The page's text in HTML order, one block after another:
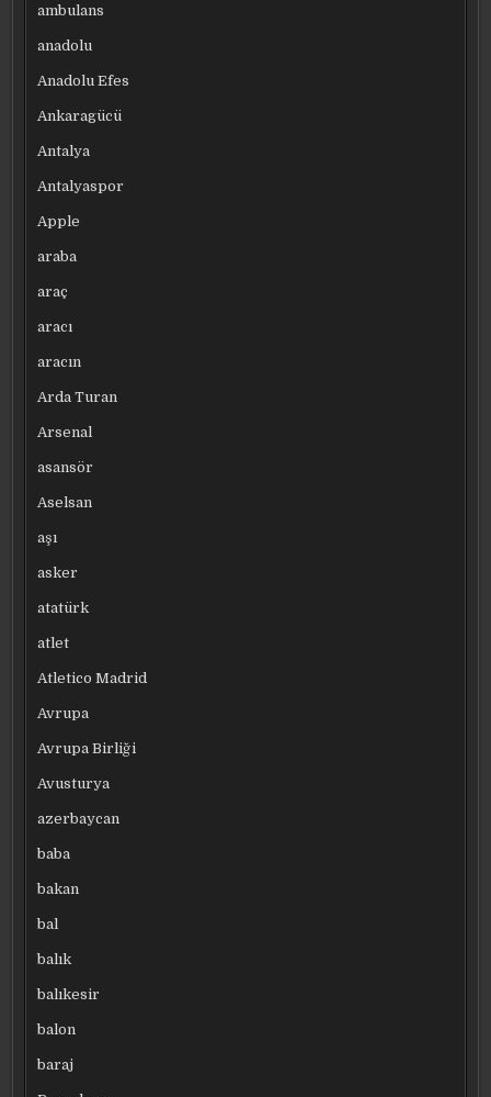
ambulans
anadolu
Anadolu Efes
Ankaragücü
Antalya
Antalyaspor
Apple
araba
araç
aracı
aracın
Arda Turan
Arsenal
asansör
Aselsan
aşı
asker
atatürk
atlet
Atletico Madrid
Avrupa
Avrupa Birliği
Avusturya
azerbaycan
baba
bakan
bal
balık
balıkesir
balon
baraj